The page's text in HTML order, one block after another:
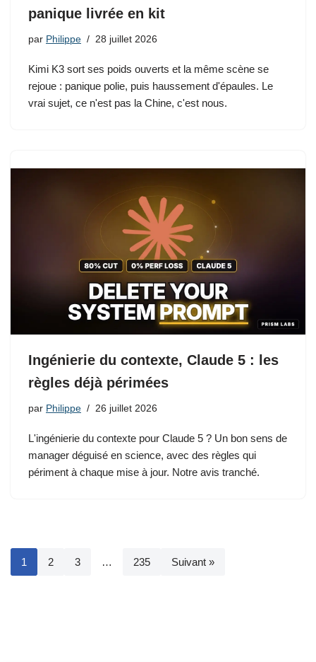
panique livrée en kit
par Philippe 28 juillet 2026
Kimi K3 sort ses poids ouverts et la même scène se
rejoue : panique polie, puis haussement d'épaules. Le
vrai sujet, ce n'est pas la Chine, c'est nous.
Ingénierie du contexte, Claude 5 : les
règles déjà périmées
par Philippe 26 juillet 2026
L'ingénierie du contexte pour Claude 5 ? Un bon sens de
manager déguisé en science, avec des règles qui
périment à chaque mise à jour. Notre avis tranché.
1 2 3 … 235 Suivant »